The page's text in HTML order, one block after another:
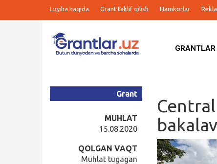
Loyiha haqida Grant taklif qilish Hamkorlar
GRANTLAR
Grant
MUHLAT
15.08.2020
QOLGAN VAQT
Muhlat tugagan